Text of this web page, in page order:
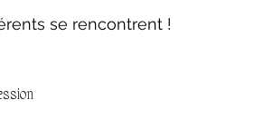
se rencontrent !